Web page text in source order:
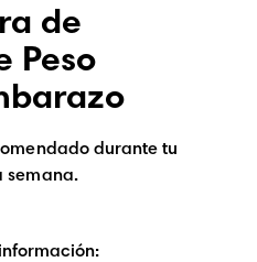
de
Peso
durante tu
semana.